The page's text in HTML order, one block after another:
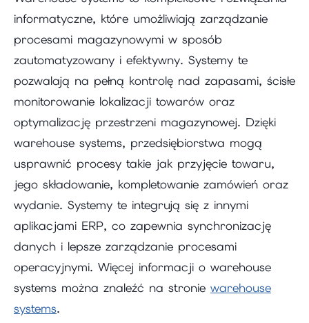
informatyczne, które umożliwiają zarządzanie
procesami magazynowymi w sposób
zautomatyzowany i efektywny. Systemy te
pozwalają na pełną kontrolę nad zapasami, ścisłe
monitorowanie lokalizacji towarów oraz
optymalizację przestrzeni magazynowej. Dzięki
warehouse systems, przedsiębiorstwa mogą
usprawnić procesy takie jak przyjęcie towaru,
jego składowanie, kompletowanie zamówień oraz
wydanie. Systemy te integrują się z innymi
aplikacjami ERP, co zapewnia synchronizację
danych i lepsze zarządzanie procesami
operacyjnymi. Więcej informacji o warehouse
systems można znaleźć na stronie warehouse
systems.